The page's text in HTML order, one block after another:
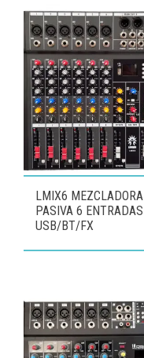
LMIX6 MEZCLADORA
PASIVA 6 ENTRADAS
USB/BT/FX